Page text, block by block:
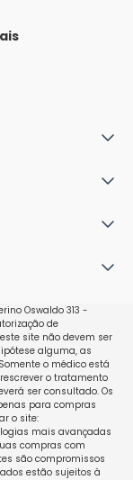
Oswaldo 313 -
de
site não devem ser
alguma, as
o médico está
o tratamento
ser consultado. Os
para compras
o site:
mais avançadas
compras com
são compromissos
estão sujeitos à